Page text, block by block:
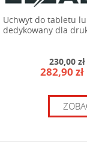
Uchwyt do tabletu
dedykowany dla
230,00
282,90